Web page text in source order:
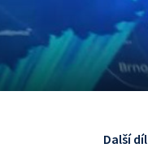
Další díl